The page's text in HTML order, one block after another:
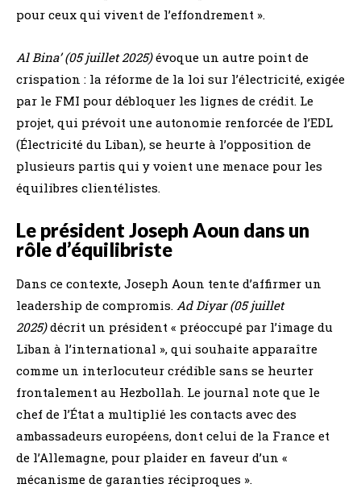
pour ceux qui vivent de l’effondrement ».
Al Bina’ (05 juillet 2025)évoque un autre point de
crispation : la réforme de la loi sur l’électricité, exigée
par le FMI pour débloquer les lignes de crédit. Le
projet, qui prévoit une autonomie renforcée de l’EDL
(Électricité du Liban), se heurte à l’opposition de
plusieurs partis qui y voient une menace pour les
équilibres clientélistes.
Le président Joseph Aoun dans un
rôle d’équilibriste
Dans ce contexte, Joseph Aoun tente d’affirmer un
leadership de compromis. Ad Diyar (05 juillet
2025)décrit un président « préoccupé par l’image du
Liban à l’international », qui souhaite apparaître
comme un interlocuteur crédible sans se heurter
frontalement au Hezbollah. Le journal note que le
chef de l’État a multiplié les contacts avec des
ambassadeurs européens, dont celui de la France et
de l’Allemagne, pour plaider en faveur d’un «
mécanisme de garanties réciproques ».